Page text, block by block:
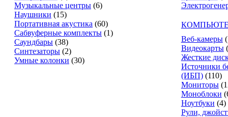
Музыкальные центры (6)
Наушники (15)
Портативная акустика (60)
Сабвуферные комплекты (1)
Саундбары (38)
Синтезаторы (2)
Умные колонки (30)
Веб-камеры
Видеокарты
Жесткие
Источники
(ИБП) (110)
Мониторы
Моноблоки
Ноутбуки (4)
Рули,